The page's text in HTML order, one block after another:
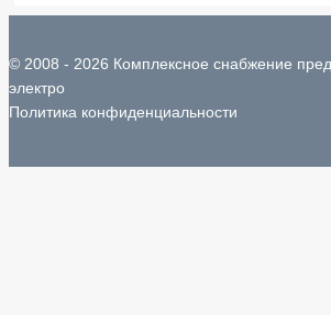
© 2008 - 2026 Комплексное снабжение
электро
Политика конфиденциальности